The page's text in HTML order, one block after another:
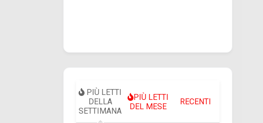
PIÙ LETTI
DELLA
SETTIMANA
PIÙ LETTI
DEL MESE
RECENTI